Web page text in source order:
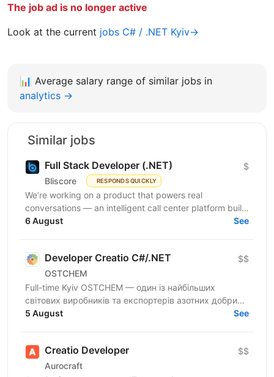
The job ad is no longer active
Look at the current jobs C# / .NET Kyiv→
📊 Average salary range of similar jobs in
analytics →
Similar jobs
Full Stack Developer (.NET)
Bliscore RESPONDS QUICKLY
$
We’re working on a product that powers real
conversations — an intelligent call center platform built
to handle serious communication volumes. Think
6 August See
Developer Creatio C#/.NET
OSTCHEM
$$
Full-time Kyiv OSTCHEM — один із найбільших
світових виробників та експортерів азотних добрив.
Компанія розширює напрямок корпоративних ІТ-
5 August See
Creatio Developer
Aurocraft
$$